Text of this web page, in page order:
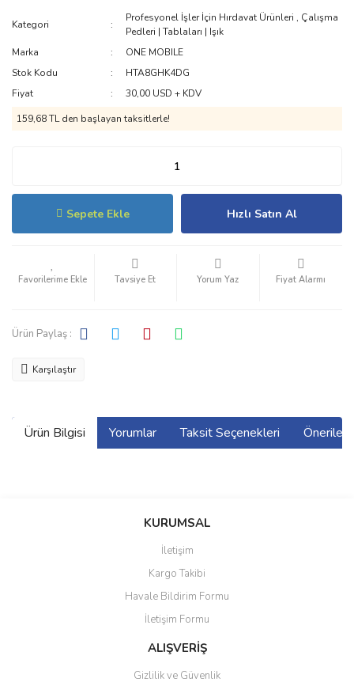
Kategori
Profesyonel İşler İçin Hırdavat Ürünleri , Çalışma
Pedleri | Tablaları | Işık
Marka
ONE MOBILE
Stok Kodu
HTA8GHK4DG
Fiyat
30,00 USD + KDV
159,68 TL den başlayan taksitlerle!
Sepete Ekle Hızlı Satın Al
Tavsiye Et Yorum Yaz Fiyat Alarmı
Ürün Paylaş :
Karşılaştır
Ürün Bilgisi Yorumlar Taksit Seçenekleri
Bu ürüne ilk yorumu siz yapın!
Ürün resmi kalitesiz, bozuk veya görüntülenemiyor.
Ürün açıklamasında eksik bilgiler bulunuyor.
Ürün bilgilerinde hatalar bulunuyor.
Ürün fiyatı diğer sitelerden daha pahalı.
KURUMSAL
İletişim
Kargo Takibi
Havale Bildirim Formu
İletişim Formu
ALIŞVERİŞ
Gizlilik ve Güvenlik